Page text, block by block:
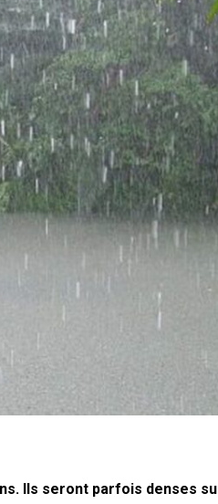
Ils seront parfois denses